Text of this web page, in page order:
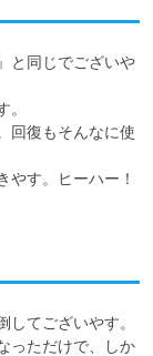
と同じでございや
回復もそんなに使
てございやす。
っただけで、しか